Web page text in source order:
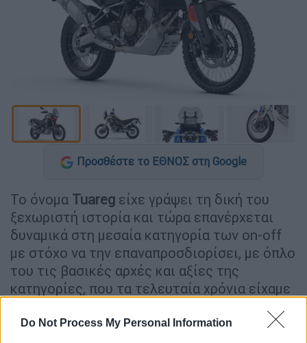
Do Not Process My Personal Information
Προσθέστε το ΕΘΝΟΣ στη Google
Το όνομα Tuareg είχε γράψει τη δική του
ξεχωριστή ιστορία και τώρα επανέρχεται
δυναμικά στη μεσαία κατηγορία των on-off
με στόχο να την επαναπροσδιορίσει, με όπλο
του τις βασικές αρχές και αξίες της
κατηγορίες, που τα τελευταία χρόνια είχαμε
σύγχρονη τεχνολογία.